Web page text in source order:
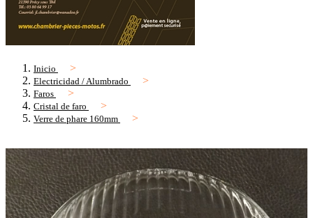
Inicio
Electricidad / Alumbrado
Faros
Cristal de faro
Verre de phare 160mm